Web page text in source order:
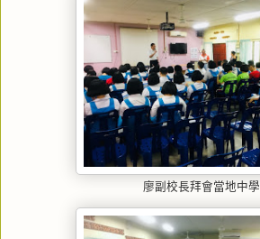
廖副校長拜會當地中學